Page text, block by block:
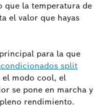
que la temperatura de
el valor que hayas
para la que
split
el modo cool, el
se pone en marcha y
rendimiento.